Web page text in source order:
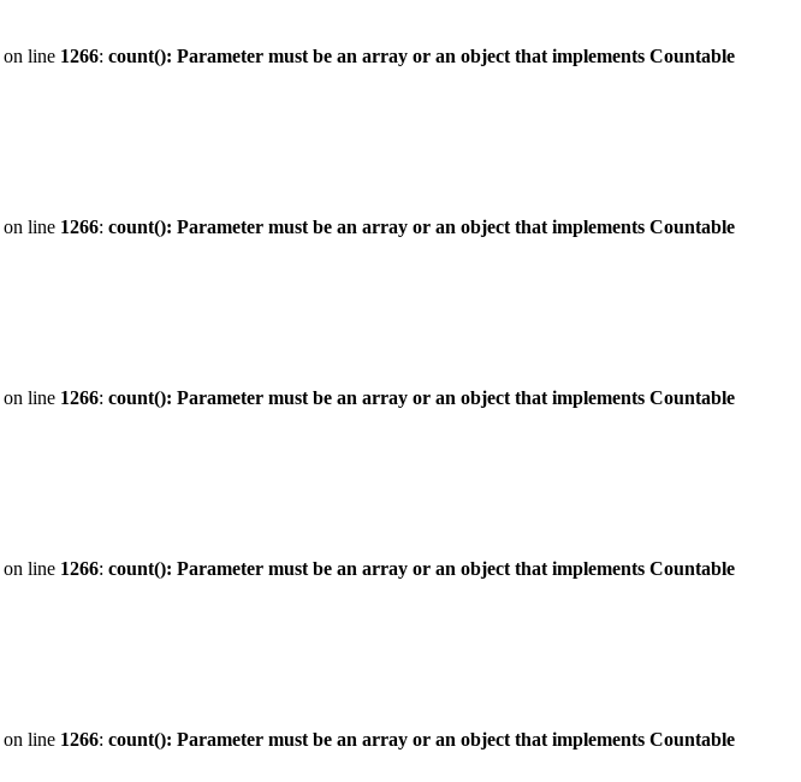
on line 1266: count(): Parameter must be an array or an object that implements Countable
on line 1266: count(): Parameter must be an array or an object that implements Countable
on line 1266: count(): Parameter must be an array or an object that implements Countable
on line 1266: count(): Parameter must be an array or an object that implements Countable
on line 1266: count(): Parameter must be an array or an object that implements Countable